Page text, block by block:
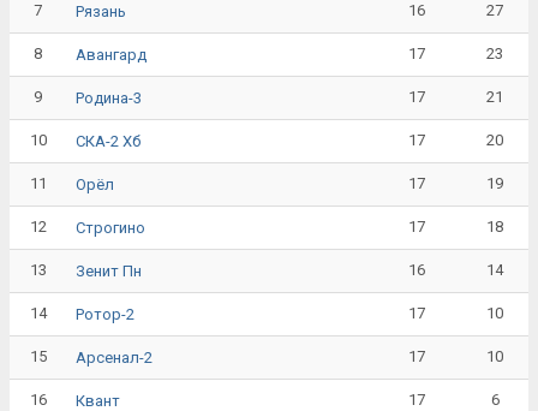
7 Рязань 16 27
8 Авангард 17 23
9 Родина-3 17 21
10 СКА-2 Хб 17 20
11 Орёл 17 19
12 Строгино 17 18
13 Зенит Пн 16 14
14 Ротор-2 17 10
15 Арсенал-2 17 10
16 Квант 17 6